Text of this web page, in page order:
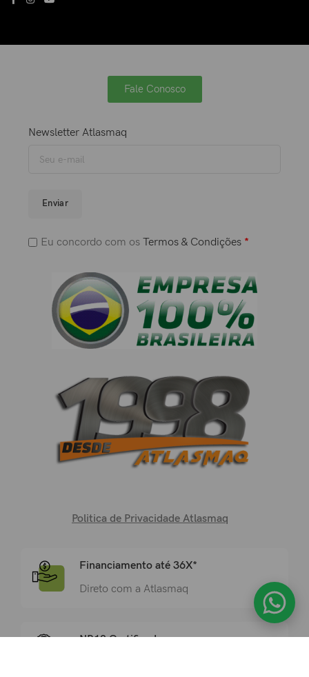
Fale Conosco
Newsletter Atlasmaq
Enviar
Eu concordo com osTermos & Condições *
Politica de Privacidade Atlasmaq
Financiamento até 36X*
Direto com a Atlasmaq
NR12 Certificada